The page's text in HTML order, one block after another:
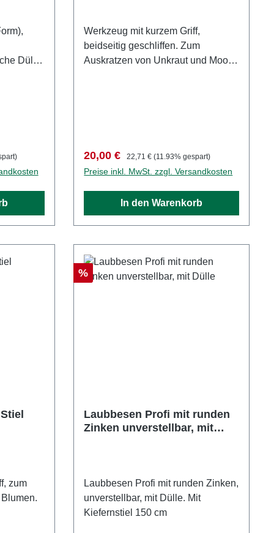
Dülle,
Werkzeug mit kurzem Griff,
beidseitig geschliffen. Zum
Auskratzen von Unkraut und Moos
Verkaufspreis:
20,00 € Regulärer Preis:
22,71 € (11.93% gespart)
Preise inkl. MwSt. zzgl. Versandkosten
In den Warenkorb
zum
Rabatt
%
Laubbesen Profi mit runden
Zinken unverstellbar, mit
Laubbesen Profi mit runden Zinken,
unverstellbar, mit Dülle. Mit
Kiefernstiel 150 cm